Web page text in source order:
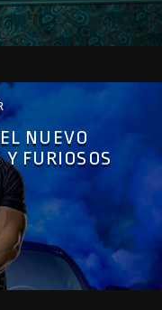
NUEVO
FURIOSOS